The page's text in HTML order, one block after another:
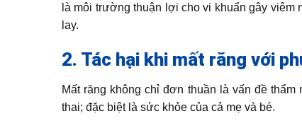
là môi trường thuận lợi cho vi khuẩn gây
lay.
2. Tác hại khi mất răng với
Mất răng không chỉ đơn thuần là vấn đề
thai; đặc biệt là sức khỏe của cả mẹ và bé.